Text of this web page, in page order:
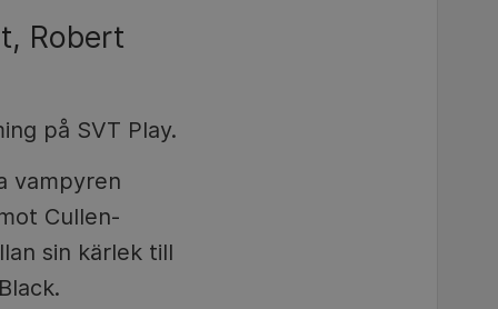
Robert
på SVT Play.
vampyren
Cullen-
sin kärlek till